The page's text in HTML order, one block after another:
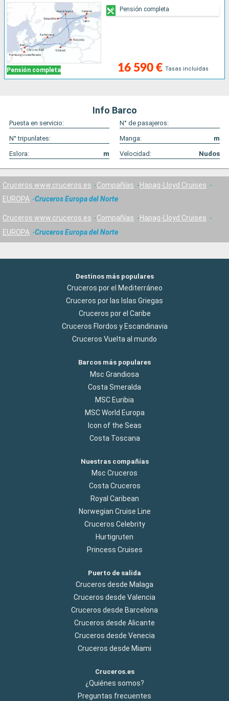
Pensión completa 16 590 € Tasas incluidas
Pensión completa
Info Barco
Puesta en servicio:
N° de pasajeros:
N° tripunlates:
Manga:
m
Eslora:
m Velocidad: Nudos
Cruceros www.cruceros.es Compañías
Hapag-Lloyd Cruises
EUROPA
Cruceros Europa del Norte
Cruceros www.cruceros.es Compañías
Hapag-Lloyd Cruises
EUROPA
Cruceros Europa del Norte
Destinos más populares
Cruceros por el Mediterráneo
Cruceros por las Islas Griegas
Cruceros por el Caribe
Cruceros Flordos y Escandinavia
Cruceros Vuelta al mundo
Barcos más populares
Msc Grandiosa
Costa Smeralda
MSC Euribia
MSC World Europa
Icon of the Seas
Costa Toscana
Nuestras compañías
Msc Cruceros
Costa Cruceros
Royal Caribean
Norwegian Cruise Line
Cruceros Celebrity
Hurtigruten
Princess Cruises
Puerto de salida
Cruceros desde Malaga
Cruceros desde Valencia
Cruceros desde Barcelona
Cruceros desde Alicante
Cruceros desde Venecia
Cruceros desde Miami
Cruceros.es
¿Quiénes somos?
Preguntas frecuentes